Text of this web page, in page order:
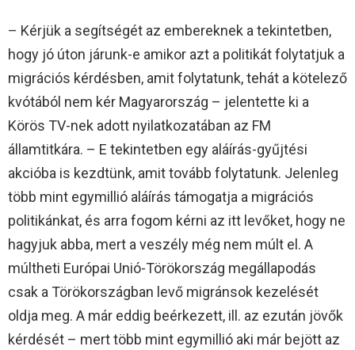
– Kérjük a segítségét az embereknek a tekintetben,
hogy jó úton járunk-e amikor azt a politikát folytatjuk a
migrációs kérdésben, amit folytatunk, tehát a kötelező
kvótából nem kér Magyarország – jelentette ki a
Körös TV-nek adott nyilatkozatában az FM
államtitkára. – E tekintetben egy aláírás-gyűjtési
akcióba is kezdtünk, amit tovább folytatunk. Jelenleg
több mint egymillió aláírás támogatja a migrációs
politikánkat, és arra fogom kérni az itt levőket, hogy ne
hagyjuk abba, mert a veszély még nem múlt el. A
múltheti Európai Unió-Törökország megállapodás
csak a Törökországban levő migránsok kezelését
oldja meg. A már eddig beérkezett, ill. az ezután jövők
kérdését – mert több mint egymillió aki már bejött az